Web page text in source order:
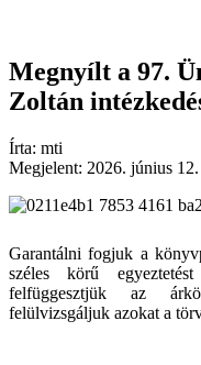
Megnyílt a 97.
Zoltán
Írta: mti
Megjelent: 2026. június
Garantálni fogjuk a
széles körű
felfüggesztjük az
felülvizsgáljuk azokat a